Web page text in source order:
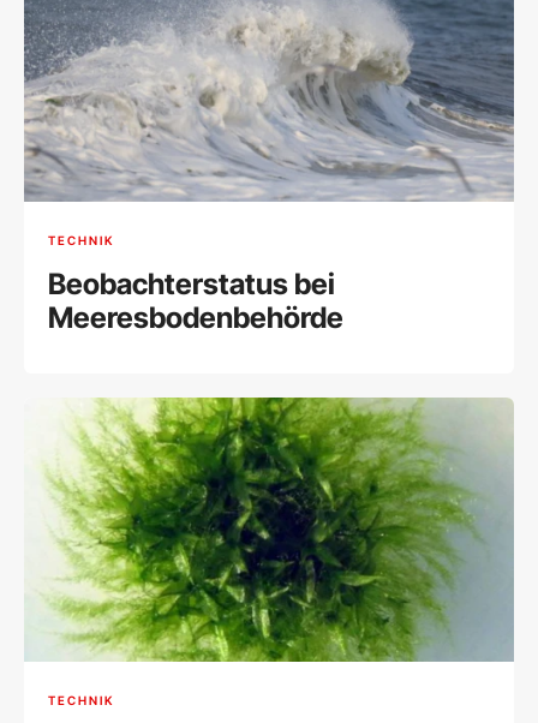
TECHNIK
Beobachterstatus bei
Meeresbodenbehörde
TECHNIK